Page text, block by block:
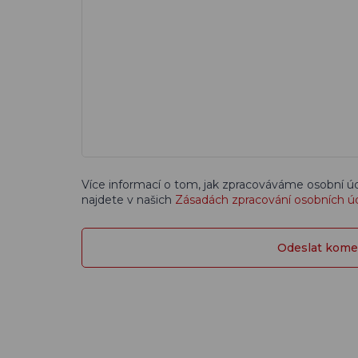
Více informací o tom, jak zpracováváme osobní
najdete v našich Zásadách zpracování osobních